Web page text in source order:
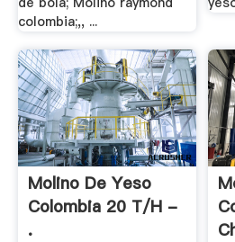
colombia;,, ...
Molino De Yeso
Colombia 20 T/h -
.